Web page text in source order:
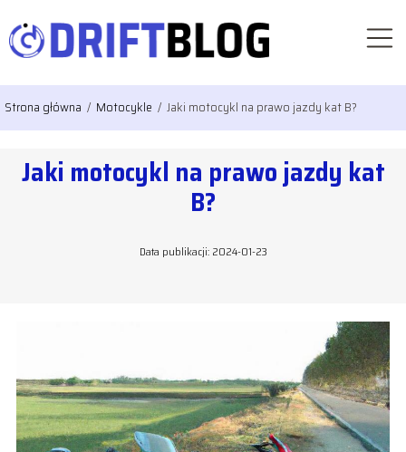
Strona główna / Motocykle / Jaki motocykl na prawo jazdy kat B?
Jaki motocykl na prawo jazdy kat
B?
Data publikacji: 2024-01-23